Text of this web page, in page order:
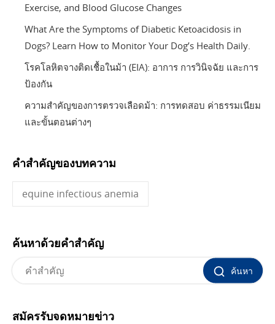
Exercise, and Blood Glucose Changes
What Are the Symptoms of Diabetic Ketoacidosis in
Dogs? Learn How to Monitor Your Dog’s Health Daily.
โรคโลหิตจางติดเชื้อในม้า (EIA): อาการ การวินิจฉัย และการ
ป้องกัน
ความสำคัญของการตรวจเลือดม้า: การทดสอบ ค่าธรรมเนียม
และขั้นตอนต่างๆ
คำสำคัญของบทความ
equine infectious anemia
ค้นหาด้วยคำสำคัญ
ค้นหา
สมัครรับจดหมายข่าว